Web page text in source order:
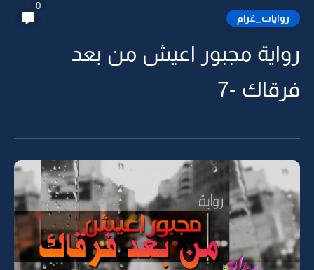
روايات_غرام
0
رواية مجبور اعيش من بعد
فرقاك -7